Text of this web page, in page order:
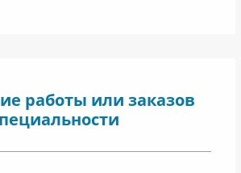
работы или заказов